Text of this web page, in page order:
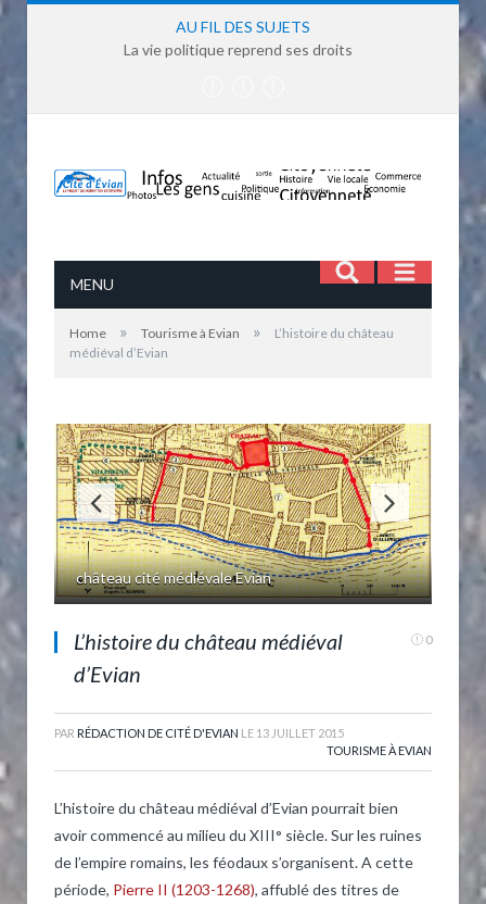
AU FIL DES SUJETS
La vie politique reprend ses droits
MENU
Home » Tourisme à Evian »
L’histoire du château
médiéval d’Evian
Plaque d'Histoire concernant le château d'Evian
L’histoire du château médiéval
d’Evian
0
PAR RÉDACTION DE CITÉ D'EVIAN LE 13 JUILLET 2015
TOURISME À EVIAN
L’histoire du château médiéval d’Evian pourrait bien
avoir commencé au milieu du XIII° siècle. Sur les ruines
de l’empire romains, les féodaux s’organisent. A cette
période, Pierre II (1203-1268), affublé des titres de